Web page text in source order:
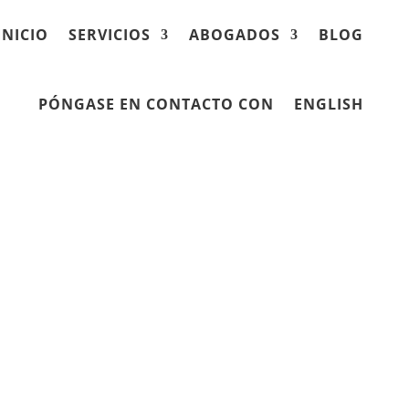
SERVICIOS ABOGADOS BLOG
PÓNGASE EN CONTACTO CON ENGLISH